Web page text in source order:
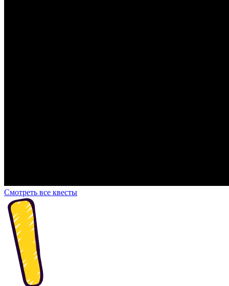
Смотреть все квесты